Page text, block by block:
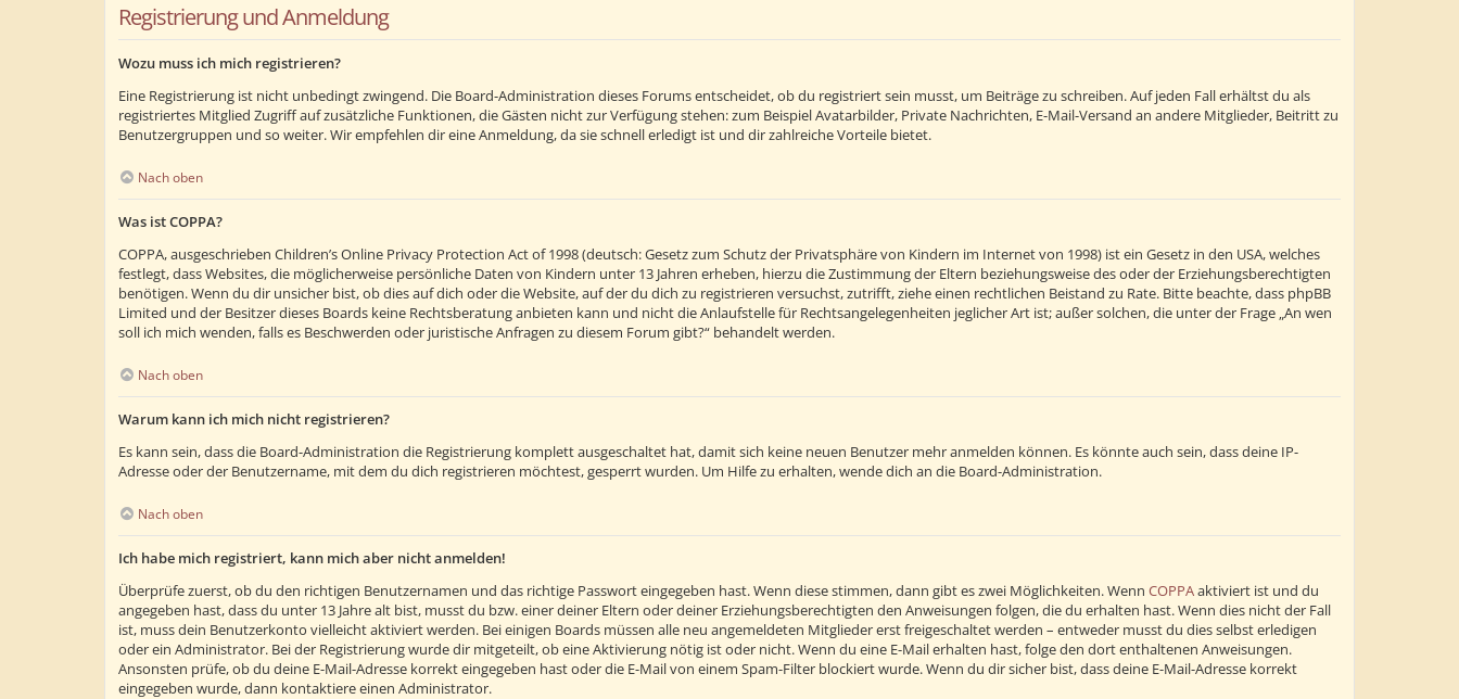
Registrierung und Anmeldung
Wozu muss ich mich registrieren?
Eine Registrierung ist nicht unbedingt zwingend. Die Board-Administration dieses Forums entscheidet, ob du registriert sein musst, um Beiträge zu schreiben. Auf jeden Fall erhältst du als
registriertes Mitglied Zugriff auf zusätzliche Funktionen, die Gästen nicht zur Verfügung stehen: zum Beispiel Avatarbilder, Private Nachrichten, E-Mail-Versand an andere Mitglieder, Beitritt zu
Benutzergruppen und so weiter. Wir empfehlen dir eine Anmeldung, da sie schnell erledigt ist und dir zahlreiche Vorteile bietet.
Nach oben
Was ist COPPA?
COPPA, ausgeschrieben Children’s Online Privacy Protection Act of 1998 (deutsch: Gesetz zum Schutz der Privatsphäre von Kindern im Internet von 1998) ist ein Gesetz in den USA, welches
festlegt, dass Websites, die möglicherweise persönliche Daten von Kindern unter 13 Jahren erheben, hierzu die Zustimmung der Eltern beziehungsweise des oder der Erziehungsberechtigten
benötigen. Wenn du dir unsicher bist, ob dies auf dich oder die Website, auf der du dich zu registrieren versuchst, zutrifft, ziehe einen rechtlichen Beistand zu Rate. Bitte beachte, dass phpBB
Limited und der Besitzer dieses Boards keine Rechtsberatung anbieten kann und nicht die Anlaufstelle für Rechtsangelegenheiten jeglicher Art ist; außer solchen, die unter der Frage „An wen
soll ich mich wenden, falls es Beschwerden oder juristische Anfragen zu diesem Forum gibt?“ behandelt werden.
Nach oben
Warum kann ich mich nicht registrieren?
Es kann sein, dass die Board-Administration die Registrierung komplett ausgeschaltet hat, damit sich keine neuen Benutzer mehr anmelden können. Es könnte auch sein, dass deine IP-
Adresse oder der Benutzername, mit dem du dich registrieren möchtest, gesperrt wurden. Um Hilfe zu erhalten, wende dich an die Board-Administration.
Nach oben
Ich habe mich registriert, kann mich aber nicht anmelden!
Überprüfe zuerst, ob du den richtigen Benutzernamen und das richtige Passwort eingegeben hast. Wenn diese stimmen, dann gibt es zwei Möglichkeiten. Wenn COPPAaktiviert ist und du
angegeben hast, dass du unter 13 Jahre alt bist, musst du bzw. einer deiner Eltern oder deiner Erziehungsberechtigten den Anweisungen folgen, die du erhalten hast. Wenn dies nicht der Fall
ist, muss dein Benutzerkonto vielleicht aktiviert werden. Bei einigen Boards müssen alle neu angemeldeten Mitglieder erst freigeschaltet werden – entweder musst du dies selbst erledigen
oder ein Administrator. Bei der Registrierung wurde dir mitgeteilt, ob eine Aktivierung nötig ist oder nicht. Wenn du eine E-Mail erhalten hast, folge den dort enthaltenen Anweisungen.
Ansonsten prüfe, ob du deine E-Mail-Adresse korrekt eingegeben hast oder die E-Mail von einem Spam-Filter blockiert wurde. Wenn du dir sicher bist, dass deine E-Mail-Adresse korrekt
eingegeben wurde, dann kontaktiere einen Administrator.